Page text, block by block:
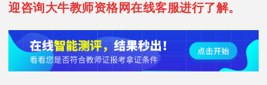
迎咨询大牛教师资格网在线客服进行了解。